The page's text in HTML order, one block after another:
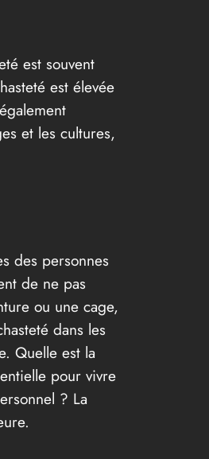
est souvent
est élevée
et les cultures,
des personnes
de ne pas
ou une cage,
dans les
Quelle est la
pour vivre
? La